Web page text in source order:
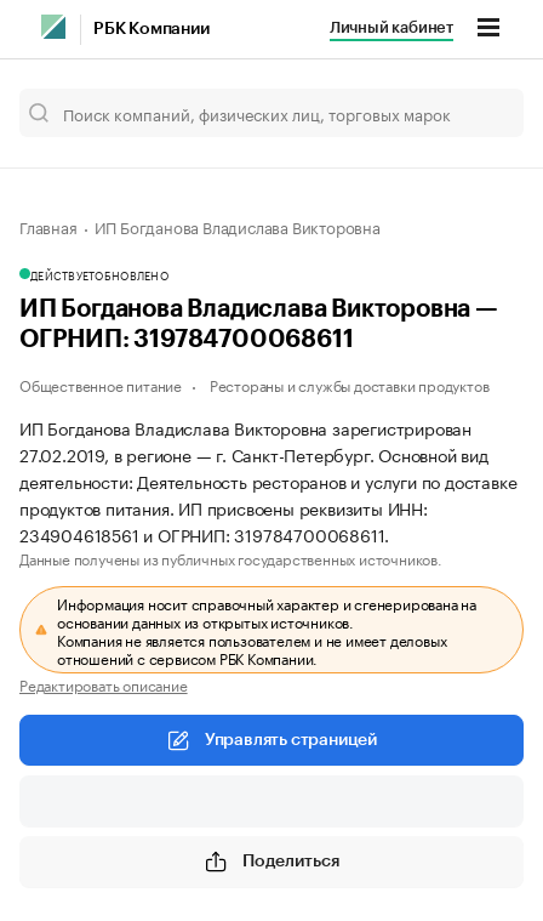
РБК Компании Личный кабинет
Главная ИП Богданова Владислава Викторовна
ДЕЙСТВУЕТОБНОВЛЕНО
ИП Богданова Владислава Викторовна —
ОГРНИП: 319784700068611
Общественное питание Рестораны и службы доставки продуктов
ИП Богданова Владислава Викторовна зарегистрирован
27.02.2019, в регионе — г. Санкт-Петербург. Основной вид
деятельности: Деятельность ресторанов и услуги по доставке
продуктов питания. ИП присвоены реквизиты ИНН:
234904618561 и ОГРНИП: 319784700068611.
Данные получены из публичных государственных источников.
Информация носит справочный характер и сгенерирована на
основании данных из открытых источников.
Компания не является пользователем и не имеет деловых
отношений с сервисом РБК Компании.
Редактировать описание
Управлять страницей
Поделиться